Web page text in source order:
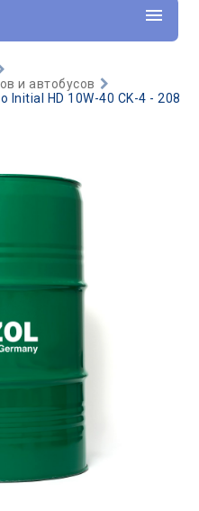
и автобусов
Initial HD 10W-40 CK-4 - 208